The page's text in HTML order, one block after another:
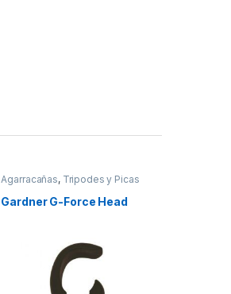
Agarracañas, Tripodes y Picas
Gardner G-Force Head